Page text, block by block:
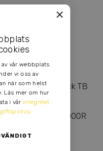
1000R Black TB
1000R
×
vår webbplats
vi oss av
när som helst
Läs mer om hur
i vår integritet